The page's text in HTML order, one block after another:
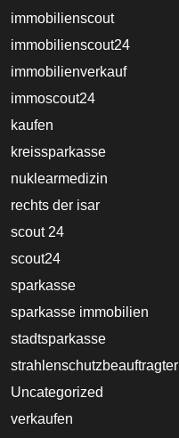
immobilienscout
immobilienscout24
immobilienverkauf
immoscout24
kaufen
kreissparkasse
nuklearmedizin
rechts der isar
scout 24
scout24
sparkasse
sparkasse immobilien
stadtsparkasse
strahlenschutzbeauftragter
Uncategorized
verkaufen